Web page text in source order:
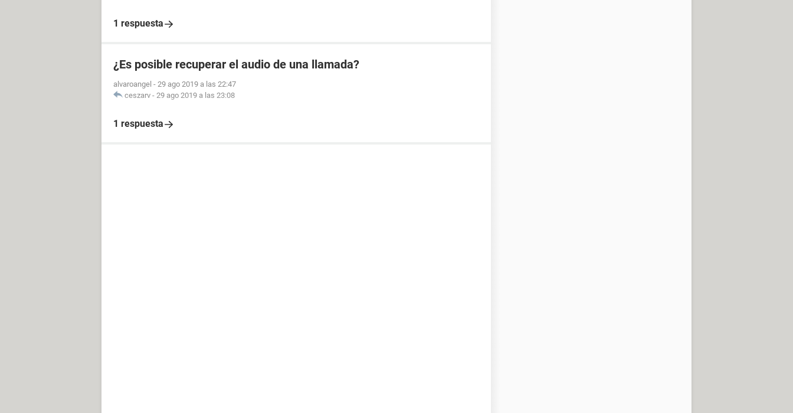
1 respuesta
¿Es posible recuperar el audio de una llamada?
alvaroangel - 29 ago 2019 a las 22:47
ceszarv - 29 ago 2019 a las 23:08
1 respuesta